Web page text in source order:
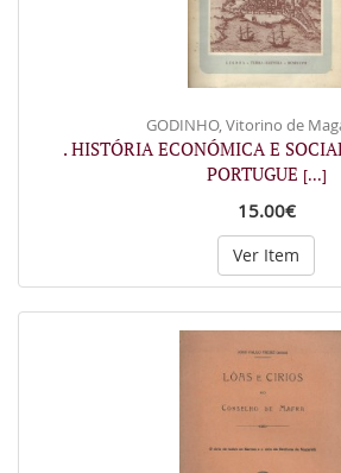
GODINHO, Vitorino de
. HISTÓRIA ECONÓMICA E
PORTUGUE [...]
15.00€
Ver Item